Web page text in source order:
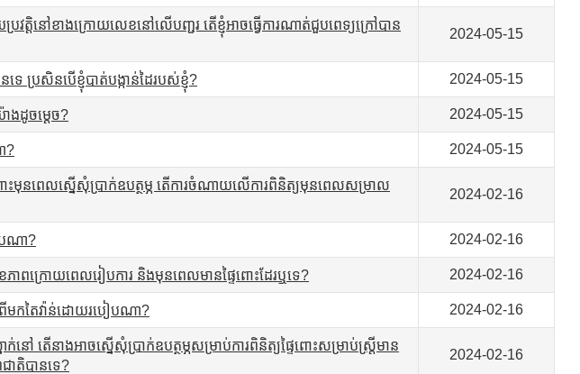
តិនៅខាងក្រោយលេខនៅលើបញ្ជរ តើខ្ញុំអាចធ្វើការណាត់ជួបពេទ្យក្រៅបាន
2024-05-15
េ ប្រសិនបើខ្ញុំបាត់បង្កាន់ដៃរបស់ខ្ញុំ? 2024-05-15
ងដូចម្តេច? 2024-05-15
? 2024-05-15
ោះមុនពេលស្នើសុំប្រាក់ឧបត្ថម្ភ តើការចំណាយលើការពិនិត្យមុនពេលសម្រាល
2024-02-16
ណា? 2024-02-16
ាពក្រោយពេលរៀបការ និងមុនពេលមានផ្ទៃពោះដែរឬទេ? 2024-02-16
ពីមកតៃវ៉ាន់ដោយរបៀបណា? 2024-02-16
នៅ តើនាងអាចស្នើសុំប្រាក់ឧបត្ថម្ភសម្រាប់ការពិនិត្យផ្ទៃពោះសម្រាប់ស្ត្រីមាន
ជាតិបានទេ?
2024-02-16